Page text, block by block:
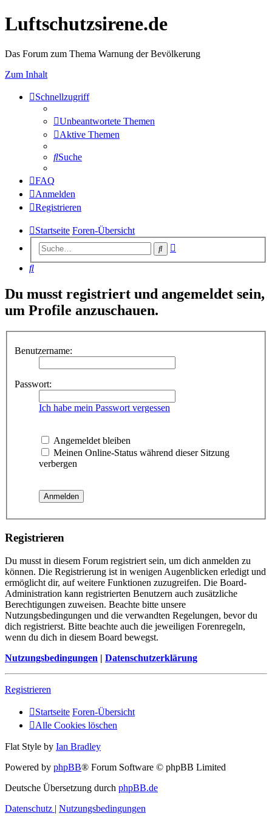
Luftschutzsirene.de
Das Forum zum Thema Warnung der Bevölkerung
Zum Inhalt
Schnellzugriff
Unbeantwortete Themen
Aktive Themen
Suche
FAQ
Anmelden
Registrieren
Startseite Foren-Übersicht
Suche
Suche
Du musst registriert und angemeldet sein,
um Profile anzuschauen.
Benutzername:
Passwort:
Ich habe mein Passwort vergessen
Angemeldet bleiben
Meinen Online-Status während dieser Sitzung
verbergen
Registrieren
Du musst in diesem Forum registriert sein, um dich anmelden zu
können. Die Registrierung ist in wenigen Augenblicken erledigt und
ermöglicht dir, auf weitere Funktionen zuzugreifen. Die Board-
Administration kann registrierten Benutzern auch zusätzliche
Berechtigungen zuweisen. Beachte bitte unsere
Nutzungsbedingungen und die verwandten Regelungen, bevor du
dich registrierst. Bitte beachte auch die jeweiligen Forenregeln,
wenn du dich in diesem Board bewegst.
Nutzungsbedingungen | Datenschutzerklärung
Registrieren
Startseite Foren-Übersicht
Alle Cookies löschen
Flat Style by Ian Bradley
Powered by phpBB® Forum Software © phpBB Limited
Deutsche Übersetzung durch phpBB.de
Datenschutz | Nutzungsbedingungen